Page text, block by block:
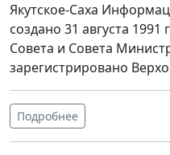
Якутское-Саха
создано 31 августа
Совета и Совета
зарегистрировано
Подробнее